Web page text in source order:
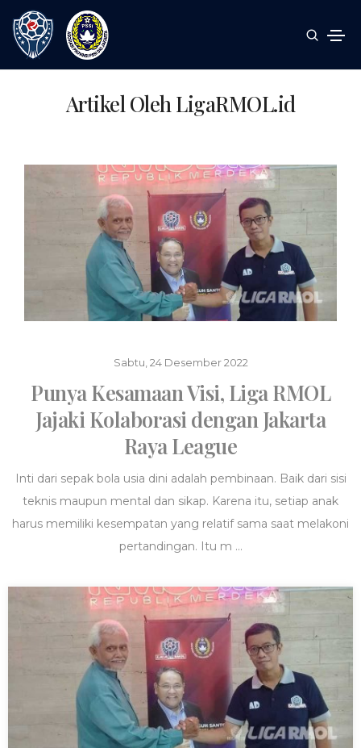
Artikel Oleh LigaRMOL.id
Sabtu, 24 Desember 2022
Punya Kesamaan Visi, Liga RMOL
Jajaki Kolaborasi dengan Jakarta
Raya League
Inti dari sepak bola usia dini adalah pembinaan. Baik dari sisi
teknis maupun mental dan sikap. Karena itu, setiap anak
harus memiliki kesempatan yang relatif sama saat melakoni
pertandingan. Itu m ...